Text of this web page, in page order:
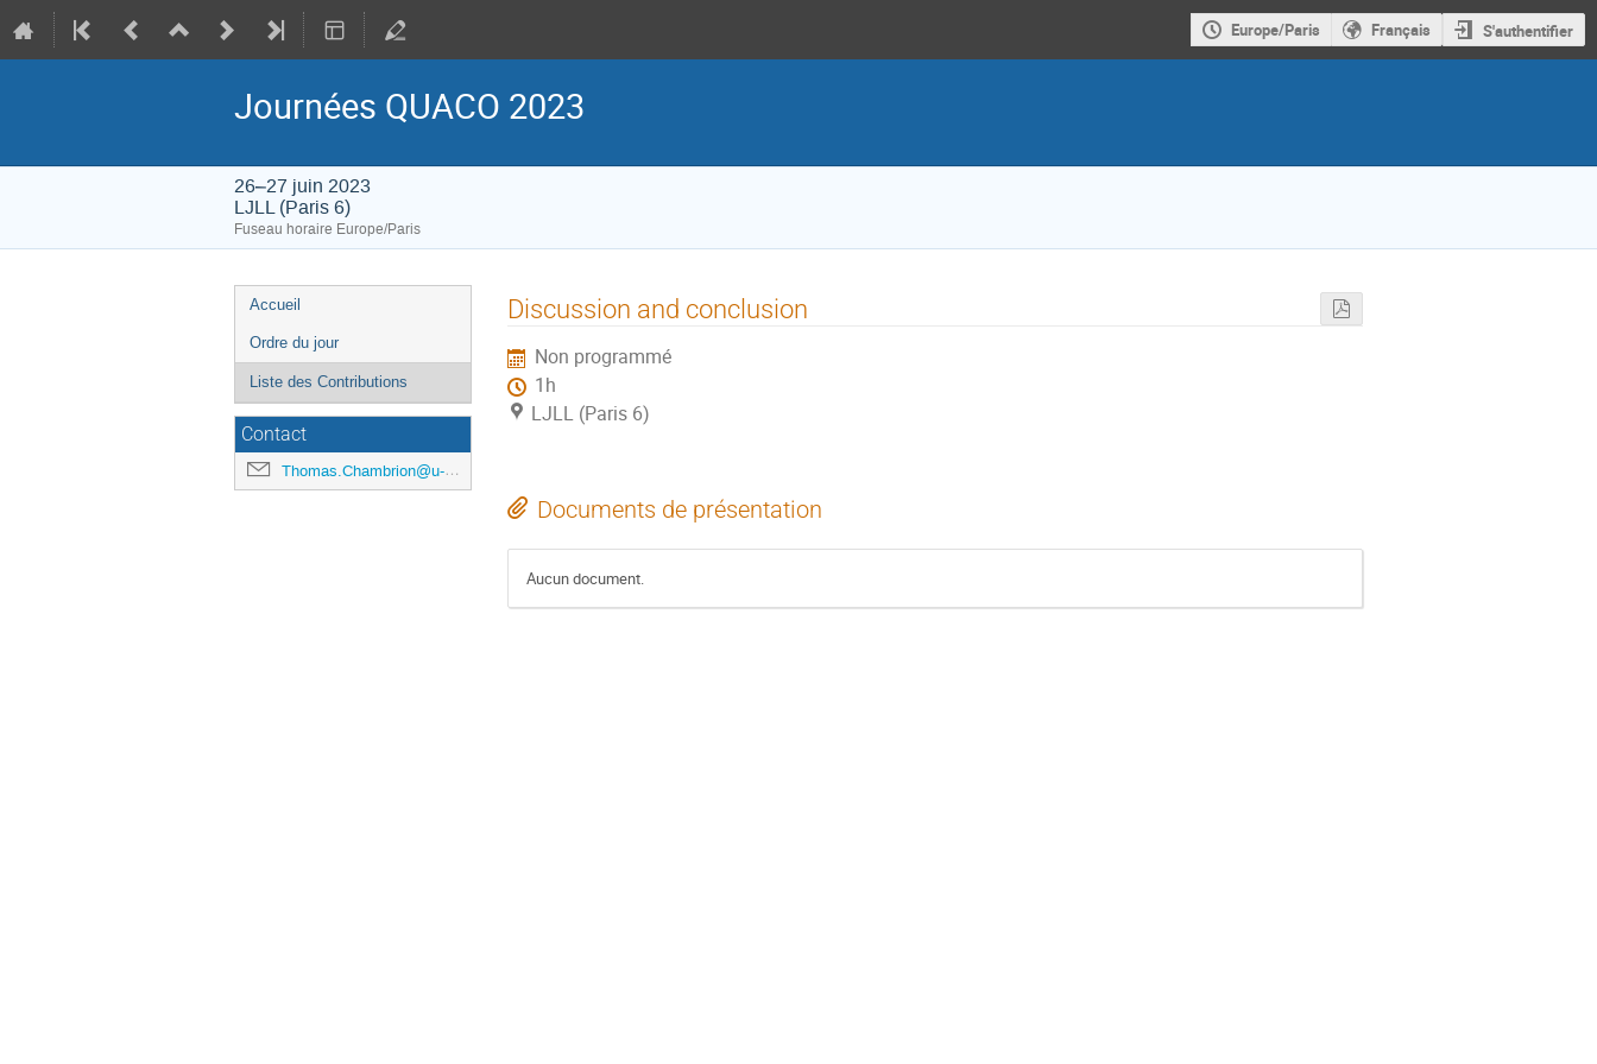
Europe/Paris Français S'authentifier
Journées QUACO 2023
26–27 juin 2023
LJLL (Paris 6)
Fuseau horaire Europe/Paris
Menu
de
l'événement
Accueil
Ordre du jour
Liste des Contributions
Contact
Thomas.Chambrion@u-bourgogne.fr
Discussion and conclusion
Non programmé
1h
LJLL (Paris 6)
Documents de présentation
Aucun document.